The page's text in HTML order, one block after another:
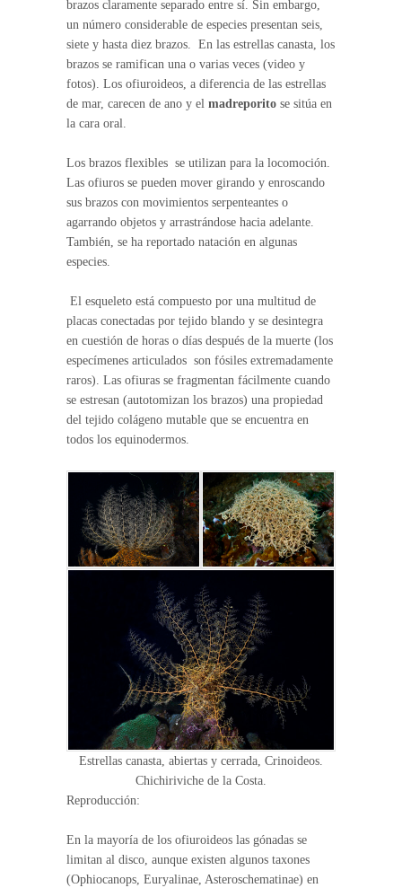
brazos claramente separado entre sí. Sin embargo,
un número considerable de especies presentan seis,
siete y hasta diez brazos. En las estrellas canasta, los
brazos se ramifican una o varias veces (video y
fotos). Los ofiuroideos, a diferencia de las estrellas
de mar, carecen de ano y el madreporito se sitúa en
la cara oral.
Los brazos flexibles se utilizan para la locomoción.
Las ofiuros se pueden mover girando y enroscando
sus brazos con movimientos serpenteantes o
agarrando objetos y arrastrándose hacia adelante.
También, se ha reportado natación en algunas
especies.
El esqueleto está compuesto por una multitud de
placas conectadas por tejido blando y se desintegra
en cuestión de horas o días después de la muerte (los
especímenes articulados son fósiles extremadamente
raros). Las ofiuras se fragmentan fácilmente cuando
se estresan (autotomizan los brazos) una propiedad
del tejido colágeno mutable que se encuentra en
todos los equinodermos.
Estrellas canasta, abiertas y cerrada, Crinoideos.
Chichiriviche de la Costa.
Reproducción:
En la mayoría de los ofiuroideos las gónadas se
limitan al disco, aunque existen algunos taxones
(Ophiocanops, Euryalinae, Asteroschematinae) en